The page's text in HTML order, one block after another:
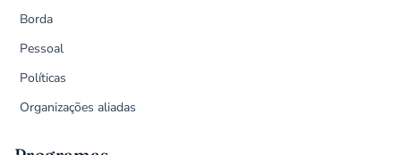
Borda
Pessoal
Políticas
Organizações aliadas